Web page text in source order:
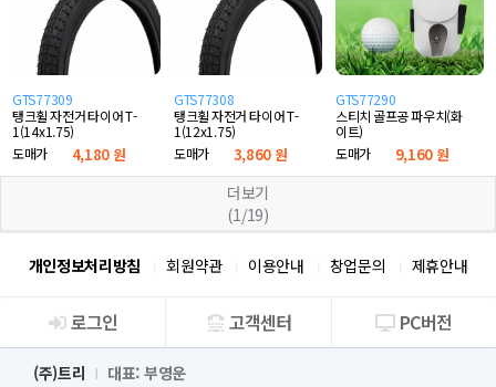
GTS77309
탱크휠 자전거 타이어 T-
1(14x1.75)
도매가
4,180 원
GTS77308
탱크휠 자전거 타이어 T-
1(12x1.75)
도매가
3,860 원
GTS77290
스티치 골프공 파우치(화
이트)
도매가
9,160 원
더보기
(1/19)
개인정보처리방침 회원약관 이용안내 창업문의 제휴안내
회사소개
로그인 고객센터 PC버전
(주)트리 대표: 부영운